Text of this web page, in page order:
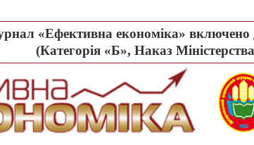
«Ефективна економіка» включено
(Категорія «Б», Наказ